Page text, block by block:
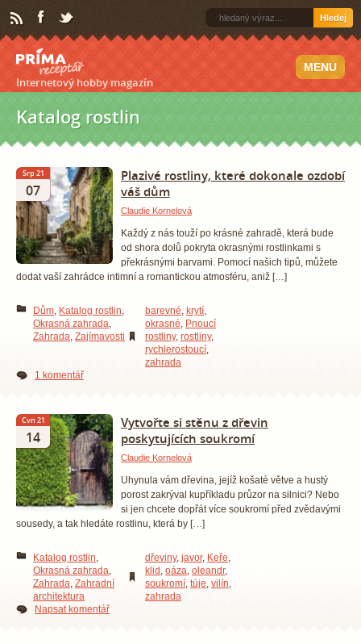
Hledej
Internetový hobby magazín
MENU
Katalog rostlin
Srp 21
07
Plazivé rostliny, které dokonale ozdobí
váš dům
Claudie Kornelová
Každý z nás touží po krásné zahradě, která bude
od shora dolů pokryta okrasnými rostlinkami s
překrásnými barvami. Pomocí našich tipů, můžete
dodat vaší zahrádce intimní a romantickou atmosféru, aniž […]
Dům, Katalog rostlin,
Okrasná zahrada,
Zahrada, Zajímavosti
barevné, krytí,
okrasné, Pnoucí
rostliny, rostliny,
rychlerostoucí,
zahrada
1 komentář
Čvn 21
14
Vytvořte si stěnu z dřevin
poskytujících soukromí
Claudie Kornelová
Uhynula vám dřevina, jejíž košaté větve a hustý
porost zakrýval kupříkladu průzor na silnici? Nebo
si jen chcete dopřát více soukromí před zvědavými
sousedy, a tak hledáte rostlinu, která by […]
Katalog rostlin,
Okrasná zahrada,
Zahrada, Zahradní
architektura
dřeviny, javor, Keře,
klid , oáza, oleandr,
soukromí, túje, vilín,
zahrada
Napsat komentář